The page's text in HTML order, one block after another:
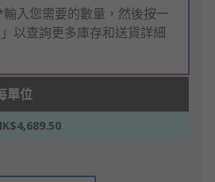
入您需要的數量，然後按一
以查詢更多庫存和送貨詳細
單位